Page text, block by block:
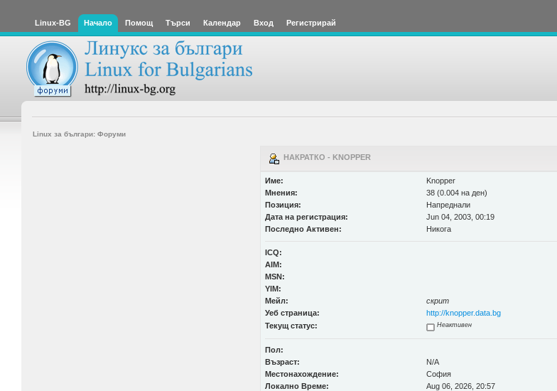
Linux-BG Начало Помощ Търси Календар Вход Регистрирай
Linux за българи: Форуми
НАКРАТКО - KNOPPER
Име:
Knopper
Мнения:
38 (0.004 на ден)
Позиция:
Напреднали
Дата на регистрация:
Jun 04, 2003, 00:19
Последно Активен:
Никога
ICQ:
AIM:
MSN:
YIM:
Мейл:
скрит
Уеб страница:
http://knopper.data.bg
Текущ статус:
Неактивен
Пол:
Възраст:
N/A
Местонахождение:
София
Локално Време:
Aug 06, 2026, 20:57